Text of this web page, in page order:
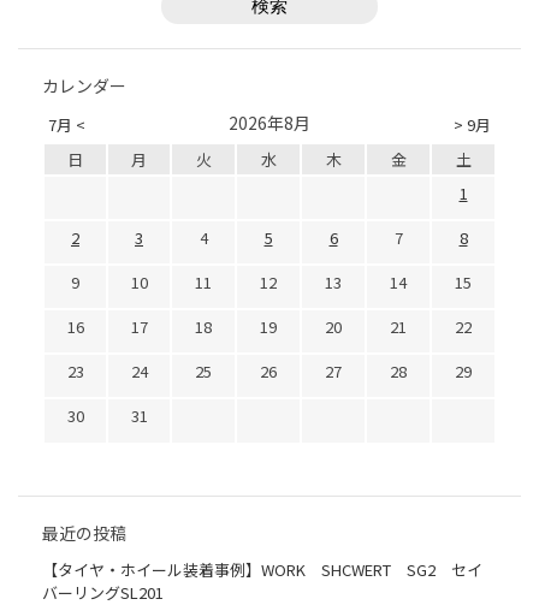
カレンダー
7月 < > 9月
2026年8月
日 月 火 水 木 金
土
1
2
3 4 5 6 7
8
9
10 11 12 13 14
15
16
17 18 19 20 21
22
23
24 25 26 27 28
29
30
31
最近の投稿
【タイヤ・ホイール装着事例】WORK SHCWERT SG2 セイ
バーリングSL201